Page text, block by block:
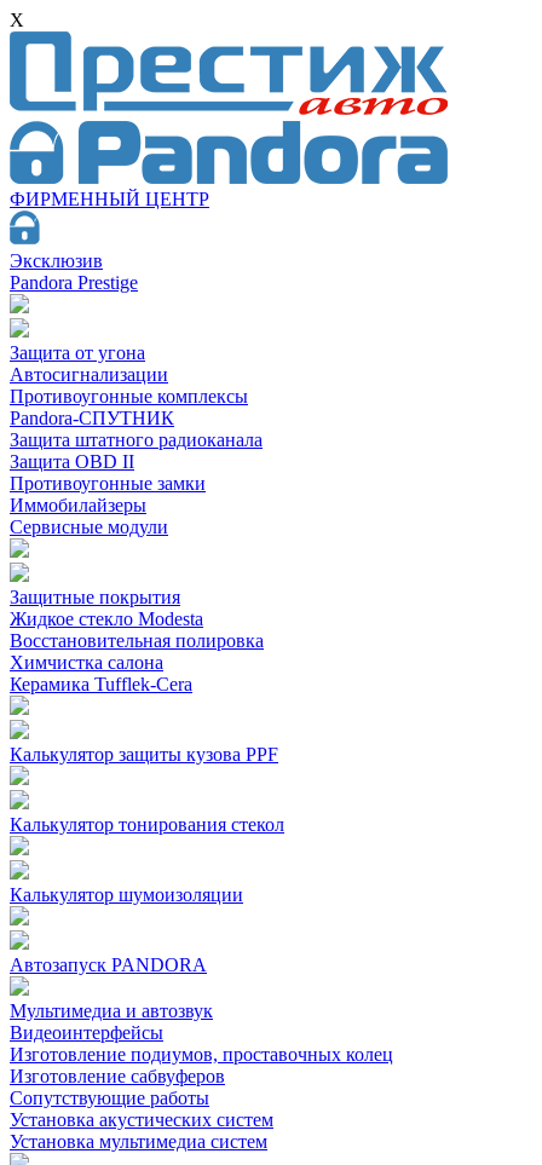
X
ФИРМЕННЫЙ ЦЕНТР
Эксклюзив
Pandora Prestige
Защита от угона
Автосигнализации
Противоугонные комплексы
Pandora-СПУТНИК
Защита штатного радиоканала
Защита OBD II
Противоугонные замки
Иммобилайзеры
Сервисные модули
Защитные покрытия
Жидкое стекло Modesta
Восстановительная полировка
Химчистка салона
Керамика Tufflek-Cera
Калькулятор защиты кузова PPF
Калькулятор тонирования стекол
Калькулятор шумоизоляции
Автозапуск PANDORA
Мультимедиа и автозвук
Видеоинтерфейсы
Изготовление подиумов, проставочных колец
Изготовление сабвуферов
Сопутствующие работы
Установка акустических систем
Установка мультимедиа систем